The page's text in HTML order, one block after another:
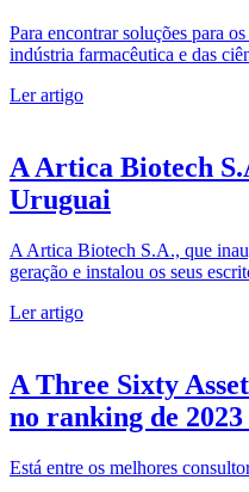
Para encontrar soluções para
indústria farmacêutica e das
Ler artigo
A Artica Biotech
Uruguai
A Artica Biotech S.A., que
geração e instalou os seus
Ler artigo
A Three Sixty
no ranking de
Está entre os melhores